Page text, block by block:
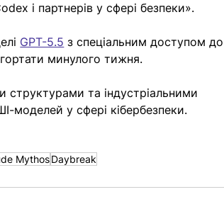
і партнерів у сфері безпеки».
GPT-5.5 з спеціальним доступом до
минулого тижня.
та індустріальними
моделей у сфері кібербезпеки.
MythosDaybreak